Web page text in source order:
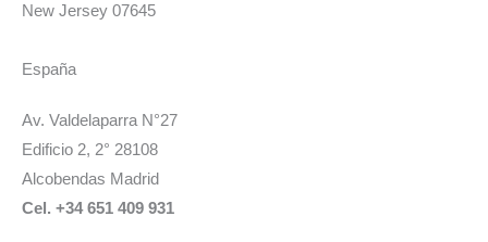
New Jersey 07645
España
Av. Valdelaparra N°27
Edificio 2, 2° 28108
Alcobendas Madrid
Cel. +34 651 409 931